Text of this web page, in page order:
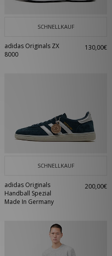
SCHNELLKAUF
adidas Originals ZX
8000
130,00€
SCHNELLKAUF
adidas Originals
Handball Spezial
Made In Germany
200,00€